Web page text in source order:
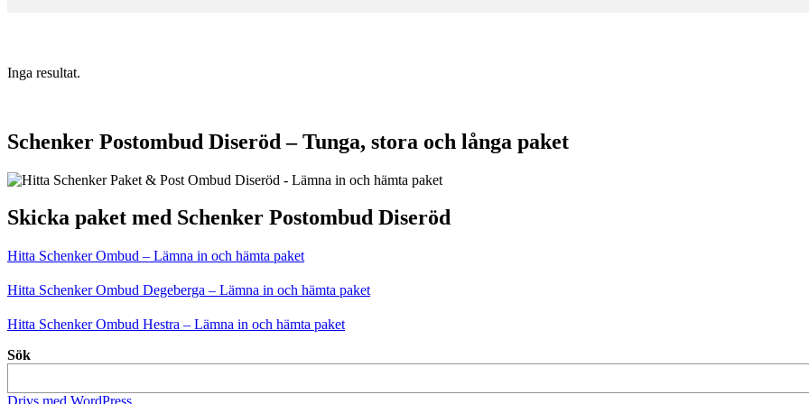
Inga resultat.
Schenker Postombud Diseröd – Tunga, stora och långa paket
Skicka paket med Schenker Postombud Diseröd
Hitta Schenker Ombud – Lämna in och hämta paket
Hitta Schenker Ombud Degeberga – Lämna in och hämta paket
Hitta Schenker Ombud Hestra – Lämna in och hämta paket
Sök